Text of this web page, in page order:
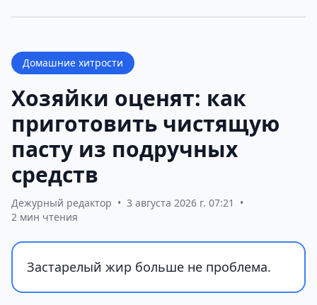
Домашние хитрости
Хозяйки оценят: как
приготовить чистящую
пасту из подручных
средств
Дежурный редактор • 3 августа 2026 г. 07:21
•
2 мин чтения
Застарелый жир больше не проблема.